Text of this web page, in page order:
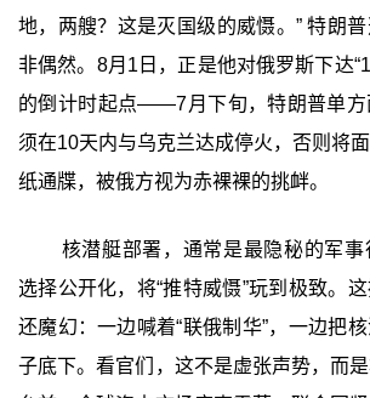
地，两艘？这是灭国级的威慑。” 特朗
非偶然。8月1日，正是他对俄罗斯下达
的倒计时起点——7月下旬，特朗普单方
须在10天内与乌克兰达成停火，否则将
纸通牒，被俄方视为赤裸裸的挑衅。
核潜艇部署，通常是最隐秘的军
选择公开化，将“推特威慑”玩到极致。
还魔幻：一边喊着“联俄制华”，一边把
子底下。看官们，这不是虚张声势，而